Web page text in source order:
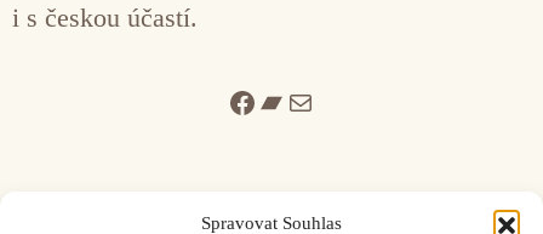
Spravovat Souhlas
i s českou účastí.
Facebook
Bandcamp
Mail